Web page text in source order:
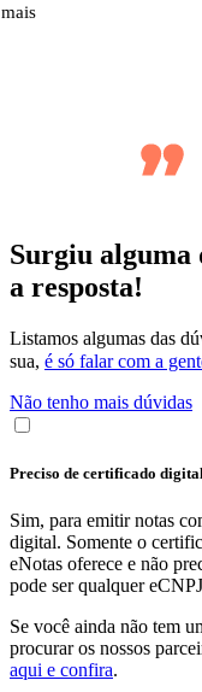
Surgiu alguma
a resposta!
Listamos algumas das
sua, é só falar com a
Não tenho mais dúvidas
Preciso de certificado
Sim, para emitir notas
digital. Somente o
eNotas oferece e não
pode ser qualquer
Se você ainda não tem
procurar os nossos
aqui e confira.